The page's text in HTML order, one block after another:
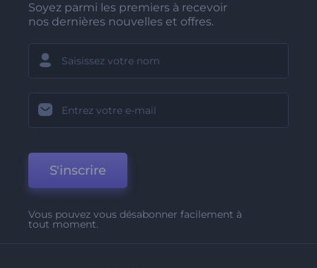
Soyez parmi les premiers à recevoir
nos dernières nouvelles et offres.
S'inscrire
Vous pouvez vous désabonner facilement à
tout moment.